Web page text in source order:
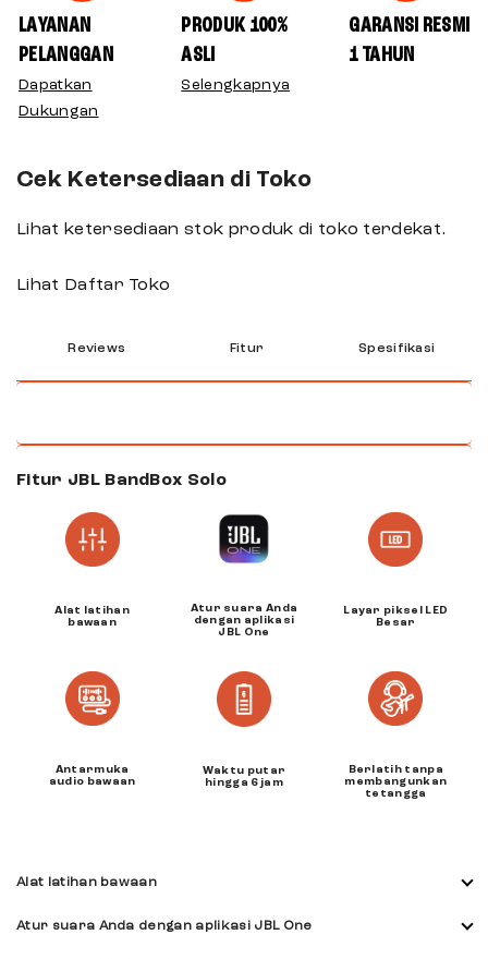
LAYANAN
PELANGGAN
Dapatkan
Dukungan
PRODUK 100%
ASLI
Selengkapnya
GARANSI RESMI
1 TAHUN
Cek Ketersediaan di Toko
Lihat ketersediaan stok produk di toko terdekat.
Lihat Daftar Toko
Reviews Fitur Spesifikasi
Fitur JBL BandBox Solo
Alat latihan
bawaan
Atur suara Anda
dengan aplikasi
JBL One
Layar piksel LED
Besar
Antarmuka
audio bawaan
Waktu putar
hingga 6 jam
Berlatih tanpa
membangunkan
tetangga
Alat latihan bawaan
Atur suara Anda dengan aplikasi JBL One